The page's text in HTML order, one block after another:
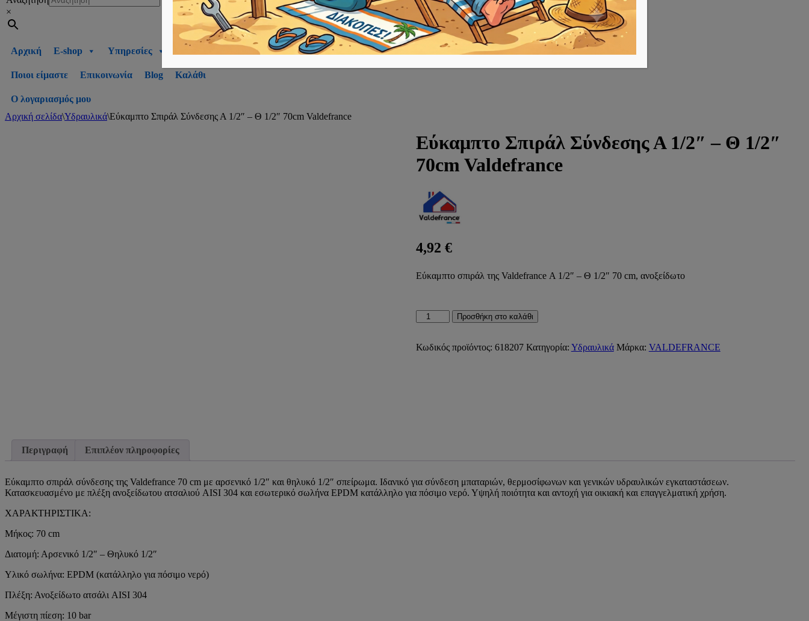
×
Αρχική E-shop Υπηρεσίες
Ποιοι είμαστε Επικοινωνία Blog Καλάθι
Ο λογαριασμός μου
Αρχική σελίδα\Υδραυλικά\Εύκαμπτο Σπιράλ Σύνδεσης Α 1/2″ – Θ 1/2″ 70cm Valdefrance
Εύκαμπτο Σπιράλ Σύνδεσης Α 1/2″ – Θ 1/2″
70cm Valdefrance
4,92 €
Εύκαμπτο σπιράλ της Valdefrance Α 1/2″ – Θ 1/2″ 70 cm, ανοξείδωτο
Εύκαμπτο
Σπιράλ
Α
Προσθήκη στο καλάθι
Κωδικός προϊόντος: 618207 Κατηγορία: Υδραυλικά Μάρκα: VALDEFRANCE
Περιγραφή Επιπλέον πληροφορίες
Εύκαμπτο σπιράλ σύνδεσης της Valdefrance 70 cm με αρσενικό 1/2″ και θηλυκό 1/2″ σπείρωμα. Ιδανικό για σύνδεση μπαταριών, θερμοσίφωνων και γενικών υδραυλικών εγκαταστάσεων.
Κατασκευασμένο με πλέξη ανοξείδωτου ατσαλιού AISI 304 και εσωτερικό σωλήνα EPDM κατάλληλο για πόσιμο νερό. Υψηλή ποιότητα και αντοχή για οικιακή και επαγγελματική χρήση.
ΧΑΡΑΚΤΗΡΙΣΤΙΚΑ:
Μήκος: 70 cm
Διατομή: Αρσενικό 1/2″ – Θηλυκό 1/2″
Υλικό σωλήνα: EPDM (κατάλληλο για πόσιμο νερό)
Πλέξη: Ανοξείδωτο ατσάλι AISI 304
Μέγιστη πίεση: 10 bar